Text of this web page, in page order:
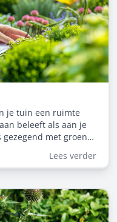
je tuin een ruimte
beleeft als aan je
met groene
flinke klus. Een
vormgeving van je
eigenlijk?
Lees verder